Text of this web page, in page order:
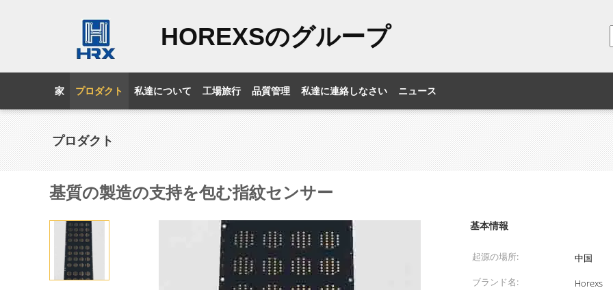
HOREXSのグループ
家 プロダクト 私達について 工場旅行 品質管理 私達に連絡しなさい ニュース
プロダクト
基質の製造の支持を包む指紋センサー
基本情報
起源の場所:
中国
ブランド名:
Horexs